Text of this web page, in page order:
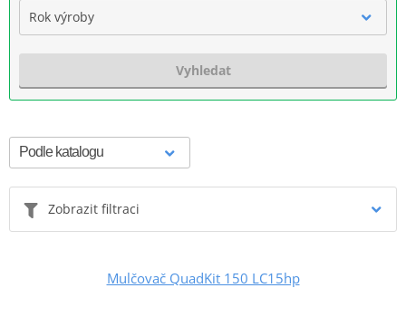
Rok výroby
Vyhledat
Zobrazit filtraci
Mulčovač QuadKit 150 LC15hp